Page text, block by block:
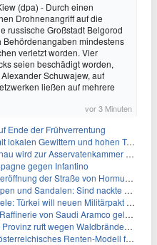
(dpa) - Durch einen
Drohnenangriff auf die
russische Großstadt Belgorod
Behördenangaben mindestens
verletzt worden. Vier
seien beschädigt worden,
Schuwajew, auf
ließen auf mehrere
vor 3 Minuten
Ende der Frühverrentung
Gewittern und hohen Temperaturen
zur Asservatenkammer der Geschichte
gegen Infantino
der Straße von Hormus ungewiss
Sandalen: Sind nackte Füße eklig?
will neuen Militärpakt erweitern
Aramco gelöscht: Auswirkungen auf die Energiemärkte
ruft wegen Waldbränden Notstand aus
Renten-Modell für Schwerarbeiter